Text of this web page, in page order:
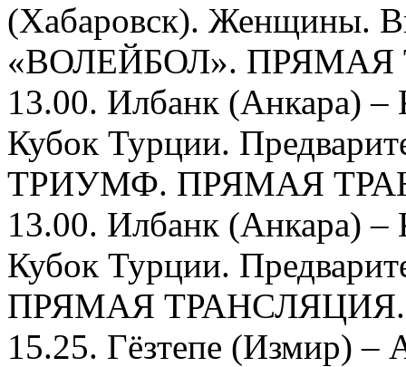
(Хабаровск). Женщины.
«ВОЛЕЙБОЛ».
13.00. Илбанк (Анкара)
Кубок Турции.
ТРИУМФ. ПРЯМАЯ
13.00. Илбанк (Анкара)
Кубок Турции.
ПРЯМАЯ ТРАНСЛЯЦИЯ.
15.25. Гёзтепе (Измир)